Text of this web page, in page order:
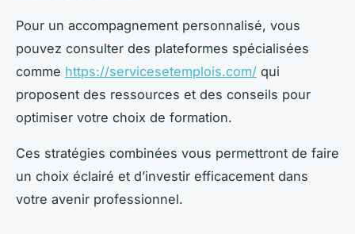
Pour un accompagnement personnalisé, vous
pouvez consulter des plateformes spécialisées
comme https://servicesetemplois.com/ qui
proposent des ressources et des conseils pour
optimiser votre choix de formation.
Ces stratégies combinées vous permettront de faire
un choix éclairé et d’investir efficacement dans
votre avenir professionnel.